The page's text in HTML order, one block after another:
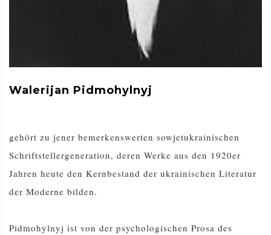
Walerijan Pidmohylnyj
gehört zu jener bemerkenswerten sowjetukrainischen
Schriftstellergeneration, deren Werke aus den 1920er
Jahren heute den Kernbestand der ukrainischen Literatur
der Moderne bilden.
Pidmohylnyj ist von der psychologischen Prosa des